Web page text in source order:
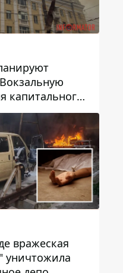
капитального
в который
ракета:
вражеская
уничтожила